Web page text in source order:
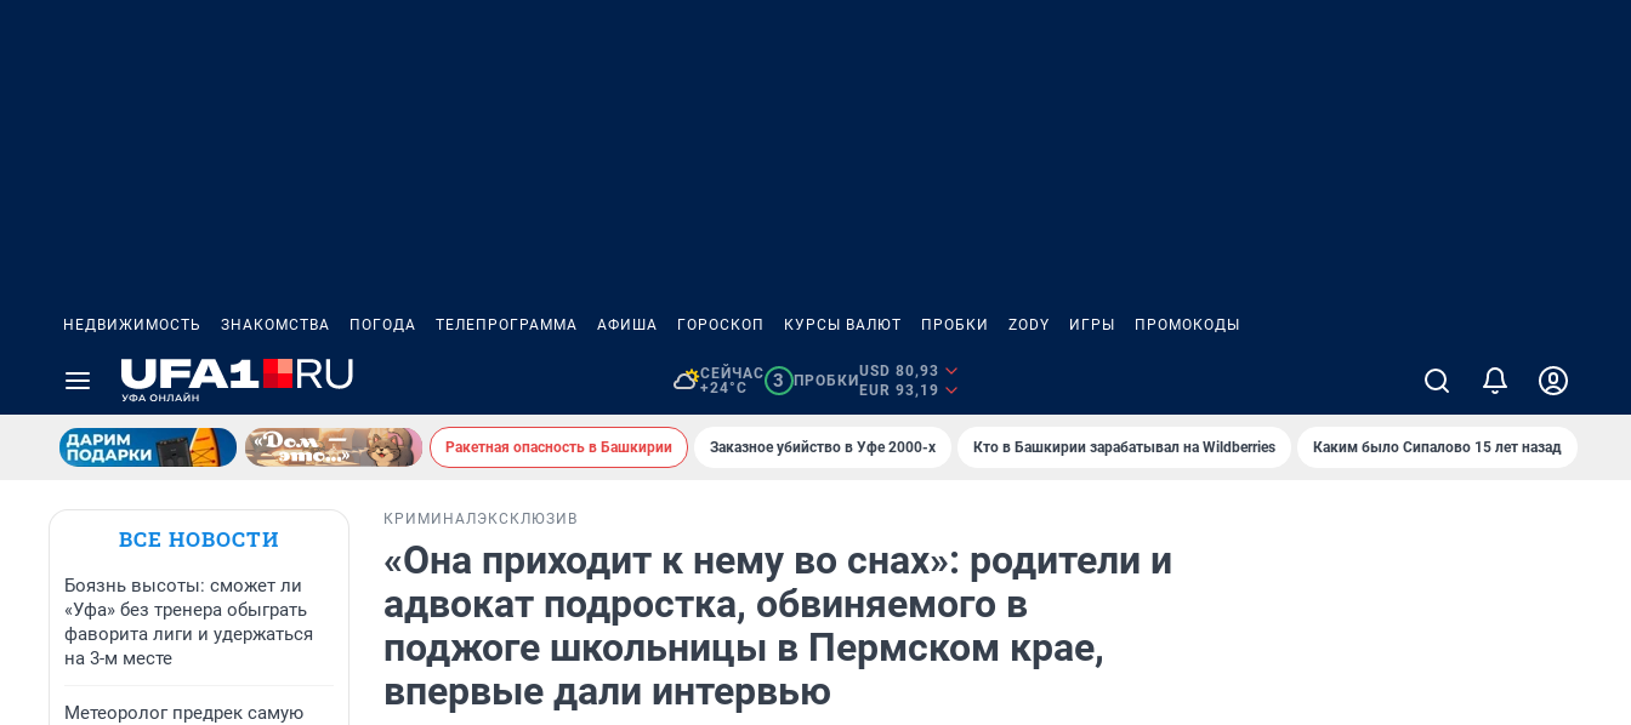
НЕДВИЖИМОСТЬ ЗНАКОМСТВА ПОГОДА ТЕЛЕПРОГРАММА АФИША ГОРОСКОП КУРСЫ ВАЛЮТ ПРОБКИ ZODY ИГРЫ ПРОМОКОДЫ
СЕЙЧАС
+24°C
3 ПРОБКИ
USD 80,93
EUR 93,19
Ракетная опасность в Башкирии Заказное убийство в Уфе 2000-х Кто в Башкирии зарабатывал на Wildberries Каким было Сипалово 15 лет назад
ВСЕ НОВОСТИ
Боязнь высоты: сможет ли
«Уфа» без тренера обыграть
фаворита лиги и удержаться
на 3-м месте
Метеоролог предрек самую
КРИМИНАЛ ЭКСКЛЮЗИВ
«Она приходит к нему во снах»: родители и
адвокат подростка, обвиняемого в
поджоге школьницы в Пермском крае,
впервые дали интервью